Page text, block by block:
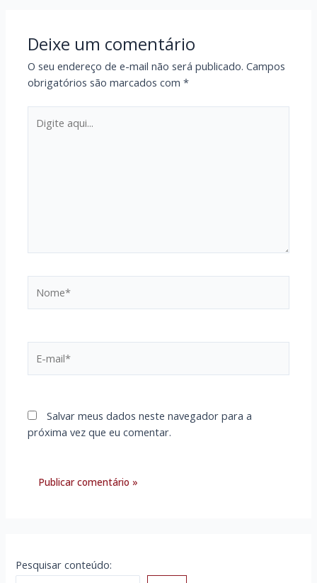
Deixe um comentário
O seu endereço de e-mail não será publicado. Campos
obrigatórios são marcados com*
aqui...
mail*
Salvar meus dados neste navegador para a
próxima vez que eu comentar.
Pesquisar conteúdo: